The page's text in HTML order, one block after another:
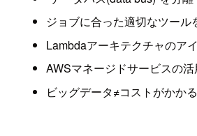
ジョブに合った適切なツール
Lambdaアーキテクチャのア
AWSマネージドサービスの活
ビッグデータ≠コストがかかる